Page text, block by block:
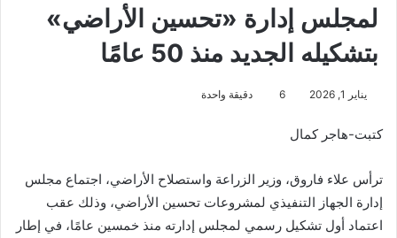
لمجلس إدارة «تحسين الأراضي»
بتشكيله الجديد منذ 50 عامًا
يناير 1, 2026 6 دقيقة واحدة
كتبت-هاجر كمال
ترأس علاء فاروق، وزير الزراعة واستصلاح الأراضي، اجتماع مجلس
إدارة الجهاز التنفيذي لمشروعات تحسين الأراضي، وذلك عقب
اعتماد أول تشكيل رسمي لمجلس إدارته منذ خمسين عامًا، في إطار